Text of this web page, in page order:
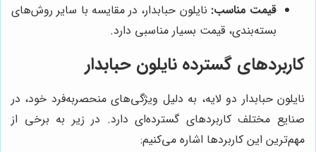
قیمت مناسب: نایلون حبابدار، در مقایسه با سایر روش‌های
بسته‌بندی، قیمت بسیار مناسبی دارد.
کاربردهای گسترده نایلون حبابدار
نایلون حبابدار دو لایه، به دلیل ویژگی‌های منحصربه‌فرد خود، در
صنایع مختلف کاربردهای گسترده‌ای دارد. در زیر به برخی از
مهم‌ترین این کاربردها اشاره می‌کنیم: